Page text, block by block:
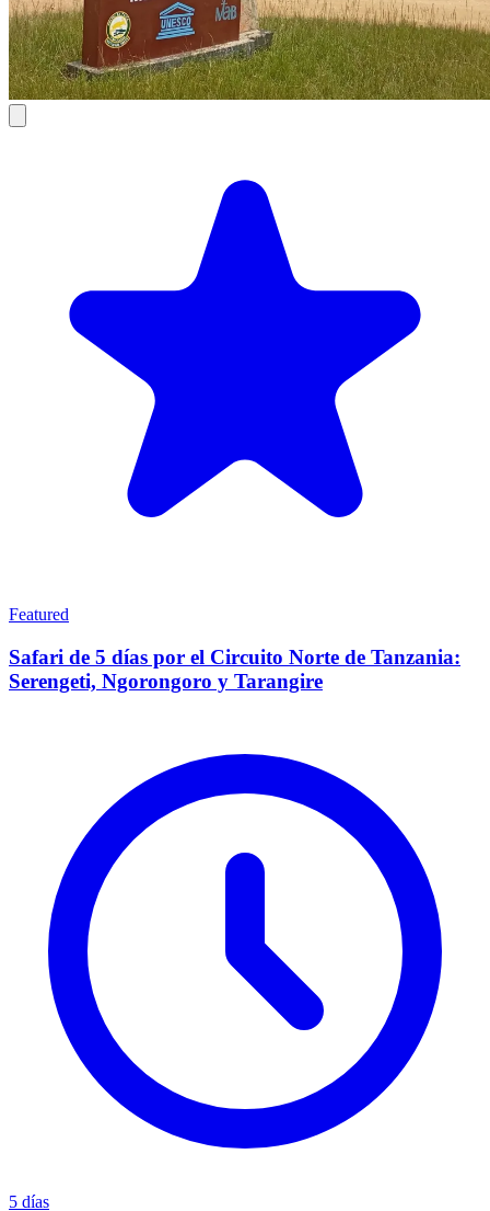
Featured
Safari de 5 días por el Circuito Norte de Tanzania:
Serengeti, Ngorongoro y Tarangire
5 días